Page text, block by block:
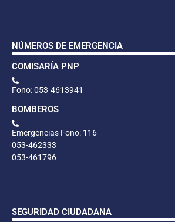
NÚMEROS DE EMERGENCIA
COMISARÍA PNP
Fono: 053-4613941
BOMBEROS
Emergencias Fono: 116
053-462333
053-461796
SEGURIDAD CIUDADANA